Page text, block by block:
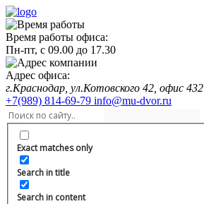
Время работы офиса:
Пн-пт, с 09.00 до 17.30
Адрес офиса:
г.Краснодар, ул.Котовского 42, офис 432
+7(989) 814-69-79 info@mu-dvor.ru
Exact matches only
Search in title
Search in content